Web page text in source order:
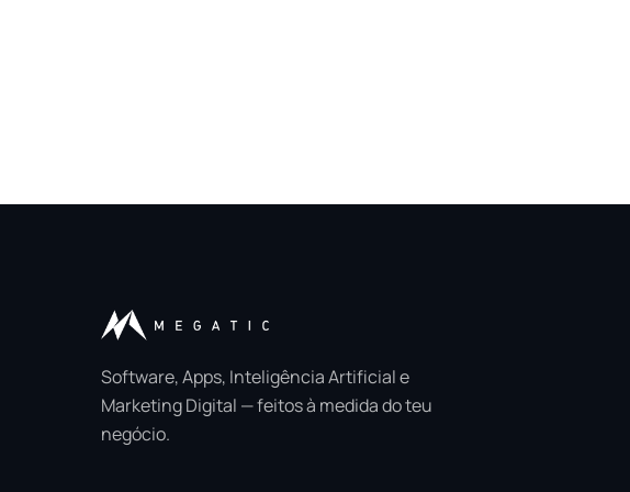
Software, Apps, Inteligência Artificial e
Marketing Digital — feitos à medida do teu
negócio.